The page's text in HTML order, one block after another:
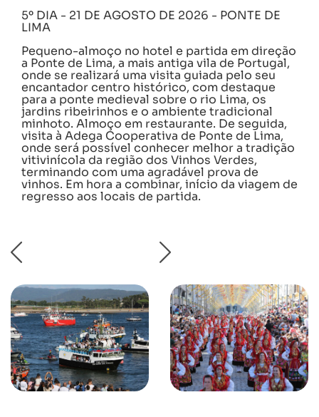
5º DIA - 21 DE AGOSTO DE 2026 - PONTE DE
LIMA
Pequeno-almoço no hotel e partida em direção
a Ponte de Lima, a mais antiga vila de Portugal,
onde se realizará uma visita guiada pelo seu
encantador centro histórico, com destaque
para a ponte medieval sobre o rio Lima, os
jardins ribeirinhos e o ambiente tradicional
minhoto. Almoço em restaurante. De seguida,
visita à Adega Cooperativa de Ponte de Lima,
onde será possível conhecer melhor a tradição
vitivinícola da região dos Vinhos Verdes,
terminando com uma agradável prova de
vinhos. Em hora a combinar, início da viagem de
regresso aos locais de partida.